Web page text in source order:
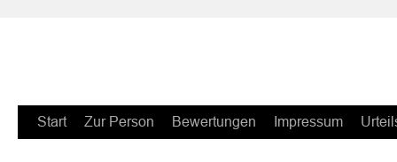
Zum
Start Zur Person Bewertungen Impressum